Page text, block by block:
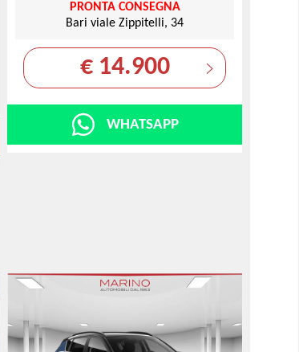
PRONTA CONSEGNA
Bari viale Zippitelli, 34
€ 14.900
WHATSAPP